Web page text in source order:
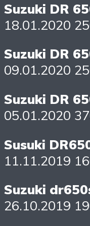
Suzuki DR
18.01.2020
Suzuki DR
09.01.2020
Suzuki DR
05.01.2020
Susuki
11.11.2019
Suzuki
26.10.2019